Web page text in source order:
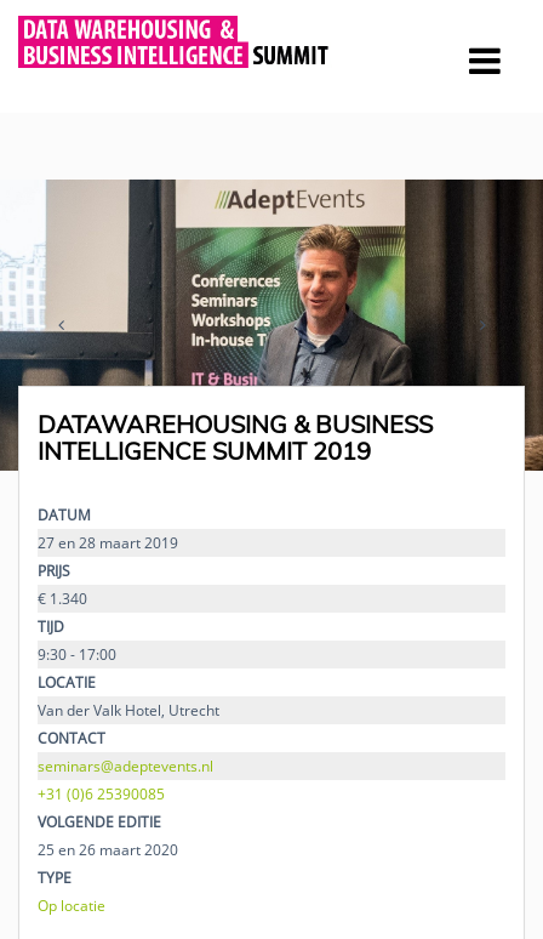
DATAWAREHOUSING & BUSINESS
INTELLIGENCE SUMMIT 2019
DATUM
27 en 28 maart 2019
PRIJS
€ 1.340
TIJD
9:30 - 17:00
LOCATIE
Van der Valk Hotel, Utrecht
CONTACT
seminars@adeptevents.nl
+31 (0)6 25390085
VOLGENDE EDITIE
25 en 26 maart 2020
TYPE
Op locatie